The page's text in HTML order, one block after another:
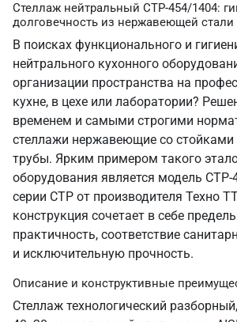
Стеллаж нейтральный СТР-454/1404:
долговечность из нержавеющей стали
В поисках функционального и
нейтрального кухонного
организации пространства на
кухне, в цехе или лаборатории?
временем и самыми строгими
стеллажи нержавеющие со
трубы. Ярким примером такого
оборудования является модель
серии СТР от производителя Техно
конструкция сочетает в себе
практичность, соответствие
и исключительную прочность.
Описание и конструктивные
Стеллаж технологический